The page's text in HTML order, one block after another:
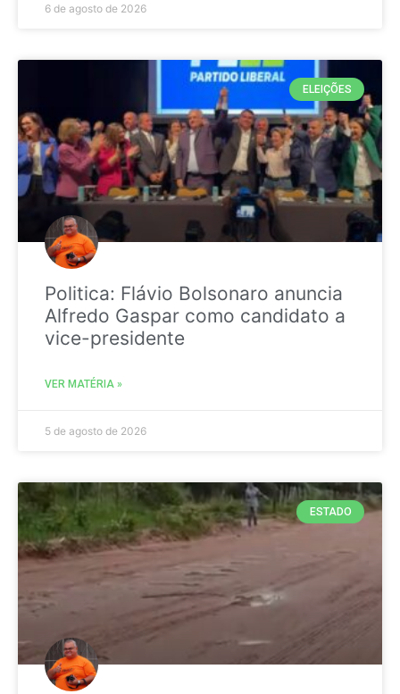
6 de agosto de 2026
ELEIÇÕES
Politica: Flávio Bolsonaro anuncia
Alfredo Gaspar como candidato a
vice-presidente
VER MATÉRIA »
5 de agosto de 2026
ESTADO